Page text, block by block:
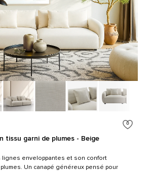
tissu garni de plumes - Beige
lignes enveloppantes et son confort
Un canapé généreux pensé pour